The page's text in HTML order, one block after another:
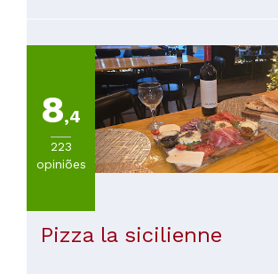
8,4
223
opiniões
Pizza la sicilienne